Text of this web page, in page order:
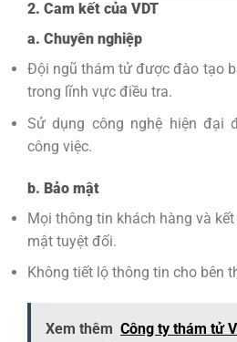
2. Cam kết của VDT
a. Chuyên nghiệp
Đội ngũ thám tử được đào tạo
trong lĩnh vực điều tra.
Sử dụng công nghệ hiện đại
công việc.
b. Bảo mật
Mọi thông tin khách hàng và
mật tuyệt đối.
Không tiết lộ thông tin cho bên
Xem thêm Công ty thám tử